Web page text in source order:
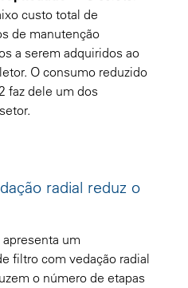
custo total de
de manutenção
a serem adquiridos ao
O consumo reduzido
faz dele um dos
radial reduz o
um
filtro com vedação radial
o número de etapas